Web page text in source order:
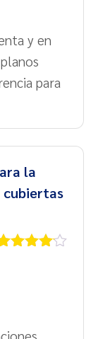
y en
para
la